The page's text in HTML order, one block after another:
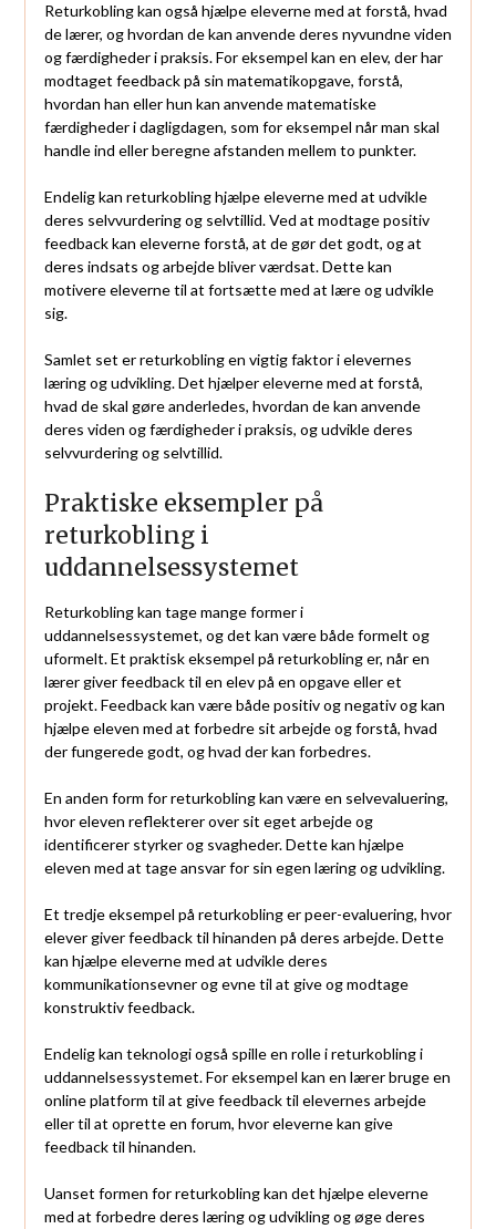
Returkobling kan også hjælpe eleverne med at forstå, hvad
de lærer, og hvordan de kan anvende deres nyvundne viden
og færdigheder i praksis. For eksempel kan en elev, der har
modtaget feedback på sin matematikopgave, forstå,
hvordan han eller hun kan anvende matematiske
færdigheder i dagligdagen, som for eksempel når man skal
handle ind eller beregne afstanden mellem to punkter.
Endelig kan returkobling hjælpe eleverne med at udvikle
deres selvvurdering og selvtillid. Ved at modtage positiv
feedback kan eleverne forstå, at de gør det godt, og at
deres indsats og arbejde bliver værdsat. Dette kan
motivere eleverne til at fortsætte med at lære og udvikle
sig.
Samlet set er returkobling en vigtig faktor i elevernes
læring og udvikling. Det hjælper eleverne med at forstå,
hvad de skal gøre anderledes, hvordan de kan anvende
deres viden og færdigheder i praksis, og udvikle deres
selvvurdering og selvtillid.
Praktiske eksempler på
returkobling i
uddannelsessystemet
Returkobling kan tage mange former i
uddannelsessystemet, og det kan være både formelt og
uformelt. Et praktisk eksempel på returkobling er, når en
lærer giver feedback til en elev på en opgave eller et
projekt. Feedback kan være både positiv og negativ og kan
hjælpe eleven med at forbedre sit arbejde og forstå, hvad
der fungerede godt, og hvad der kan forbedres.
En anden form for returkobling kan være en selvevaluering,
hvor eleven reflekterer over sit eget arbejde og
identificerer styrker og svagheder. Dette kan hjælpe
eleven med at tage ansvar for sin egen læring og udvikling.
Et tredje eksempel på returkobling er peer-evaluering, hvor
elever giver feedback til hinanden på deres arbejde. Dette
kan hjælpe eleverne med at udvikle deres
kommunikationsevner og evne til at give og modtage
konstruktiv feedback.
Endelig kan teknologi også spille en rolle i returkobling i
uddannelsessystemet. For eksempel kan en lærer bruge en
online platform til at give feedback til elevernes arbejde
eller til at oprette en forum, hvor eleverne kan give
feedback til hinanden.
Uanset formen for returkobling kan det hjælpe eleverne
med at forbedre deres læring og udvikling og øge deres